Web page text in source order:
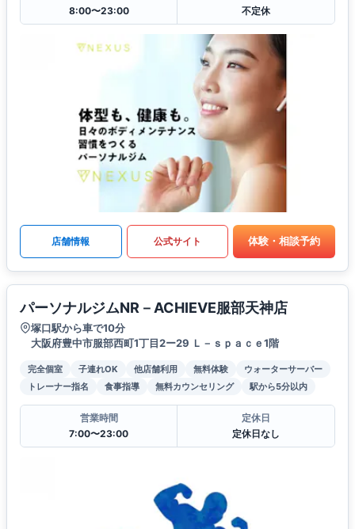
8:00〜23:00
不定休
店舗情報 公式サイト 体験・相談予約
パーソナルジムNR－ACHIEVE服部天神店
塚口駅から車で10分
大阪府豊中市服部西町1丁目2ー29 Ｌ－ｓｐａｃｅ1階
完全個室 子連れOK 他店舗利用 無料体験
ウォーターサーバー
トレーナー指名
食事指導 無料カウンセリング 駅から5分以内
営業時間
7:00〜23:00
定休日
定休日なし